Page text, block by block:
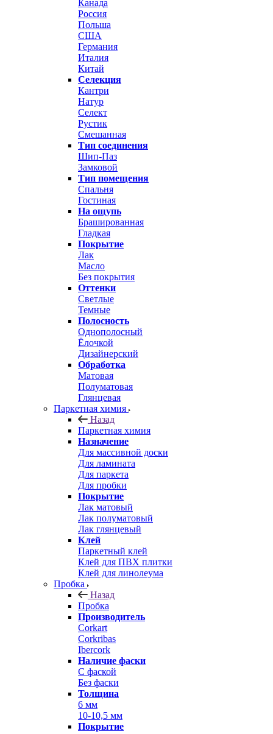
Канада
Россия
Польша
США
Германия
Италия
Китай
Селекция
Кантри
Натур
Селект
Рустик
Смешанная
Тип соединения
Шип-Паз
Замковой
Тип помещения
Спальня
Гостиная
На ощупь
Брашированная
Гладкая
Покрытие
Лак
Масло
Без покрытия
Оттенки
Светлые
Темные
Полосность
Однополосный
Ёлочкой
Дизайнерский
Обработка
Матовая
Полуматовая
Глянцевая
Паркетная химия
Назад
Паркетная химия
Назначение
Для массивной доски
Для ламината
Для паркета
Для пробки
Покрытие
Лак матовый
Лак полуматовый
Лак глянцевый
Клей
Паркетный клей
Клей для ПВХ плитки
Клей для линолеума
Пробка
Назад
Пробка
Производитель
Corkart
Corkribas
Ibercork
Наличие фаски
С фаской
Без фаски
Толщина
6 мм
10-10,5 мм
Покрытие